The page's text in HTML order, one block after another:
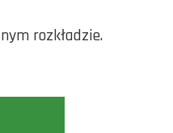
rozkładzie.